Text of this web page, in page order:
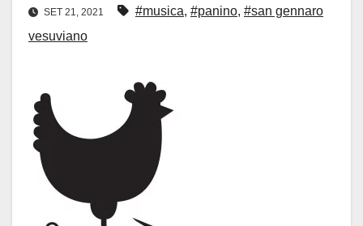
SET 21, 2021 #musica, #panino, #san gennaro
vesuviano